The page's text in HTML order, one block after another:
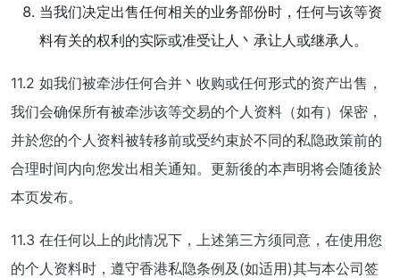
当我们决定出售任何相关的业务部份时，任何与该等资
料有关的权利的实际或准受让人丶承让人或继承人。
11.2 如我们被牵涉任何合并丶收购或任何形式的资产出售，
我们会确保所有被牵涉该等交易的个人资料（如有）保密，
并於您的个人资料被转移前或受约束於不同的私隐政策前的
合理时间内向您发出相关通知。更新後的本声明将会随後於
本页发布。
11.3 在任何以上的此情况下，上述第三方须同意，在使用您
的个人资料时，遵守香港私隐条例及(如适用)其与本公司签